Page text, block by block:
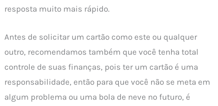
resposta muito mais rápido.
Antes de solicitar um cartão como este ou qualquer
outro, recomendamos também que você tenha total
controle de suas finanças, pois ter um cartão é uma
responsabilidade, então para que você não se meta em
algum problema ou uma bola de neve no futuro, é